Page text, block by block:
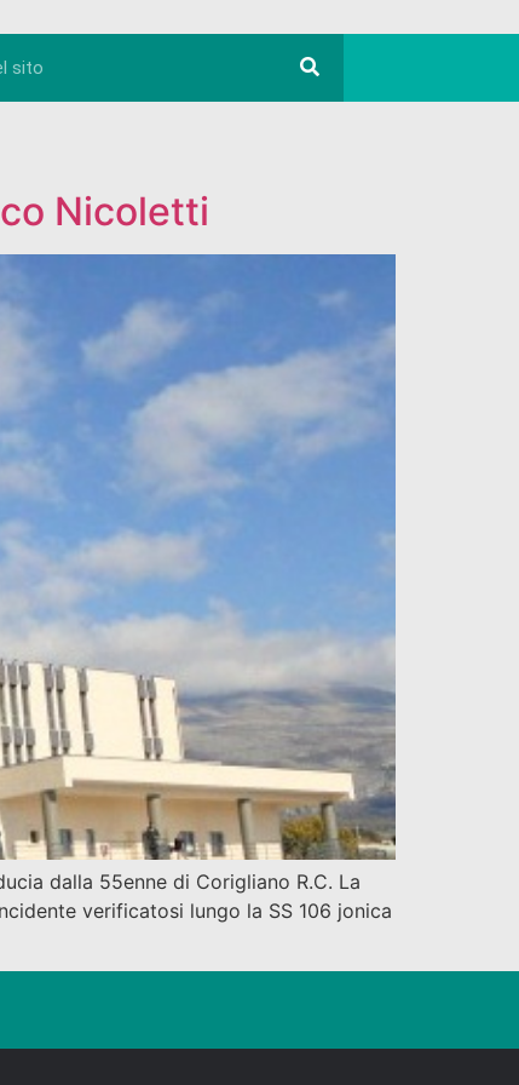
Nicoletti
dalla 55enne di Corigliano R.C. La
verificatosi lungo la SS 106 jonica